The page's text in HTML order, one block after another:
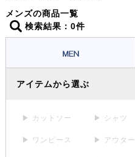
メンズの商品一覧
検索結果：0件
アイテムから選ぶ
▶ カットソー ▶ シャツ
▶ ワンピース ▶ アウター